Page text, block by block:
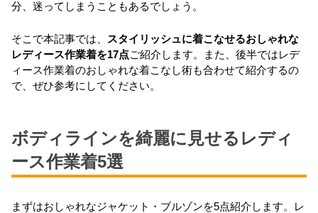
分、迷ってしまうこともあるでしょう。
そこで本記事では、 スタイリッシュに着こなせるおしゃれな
レディース作業着を17点ご紹介します。また、後半ではレデ
ィース作業着のおしゃれな着こなし術も合わせて紹介するの
で、ぜひ参考にしてください。
ボディラインを綺麗に見せるレディ
ース作業着5選
まずはおしゃれなジャケット・ブルゾンを5点紹介します。レ